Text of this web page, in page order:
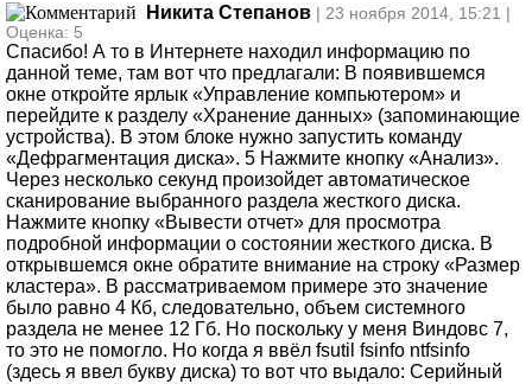
Никита Степанов | 23 ноября 2014, 15:21 |
Оценка: 5
Спасибо! А то в Интернете находил информацию по
данной теме, там вот что предлагали: В появившемся
окне откройте ярлык «Управление компьютером» и
перейдите к разделу «Хранение данных» (запоминающие
устройства). В этом блоке нужно запустить команду
«Дефрагментация диска». 5 Нажмите кнопку «Анализ».
Через несколько секунд произойдет автоматическое
сканирование выбранного раздела жесткого диска.
Нажмите кнопку «Вывести отчет» для просмотра
подробной информации о состоянии жесткого диска. В
открывшемся окне обратите внимание на строку «Размер
кластера». В рассматриваемом примере это значение
было равно 4 Кб, следовательно, объем системного
раздела не менее 12 Гб. Но поскольку у меня Виндовс 7,
то это не помогло. Но когда я ввёл fsutil fsinfo ntfsinfo
(здесь я ввел букву диска) то вот что выдало: Серийный